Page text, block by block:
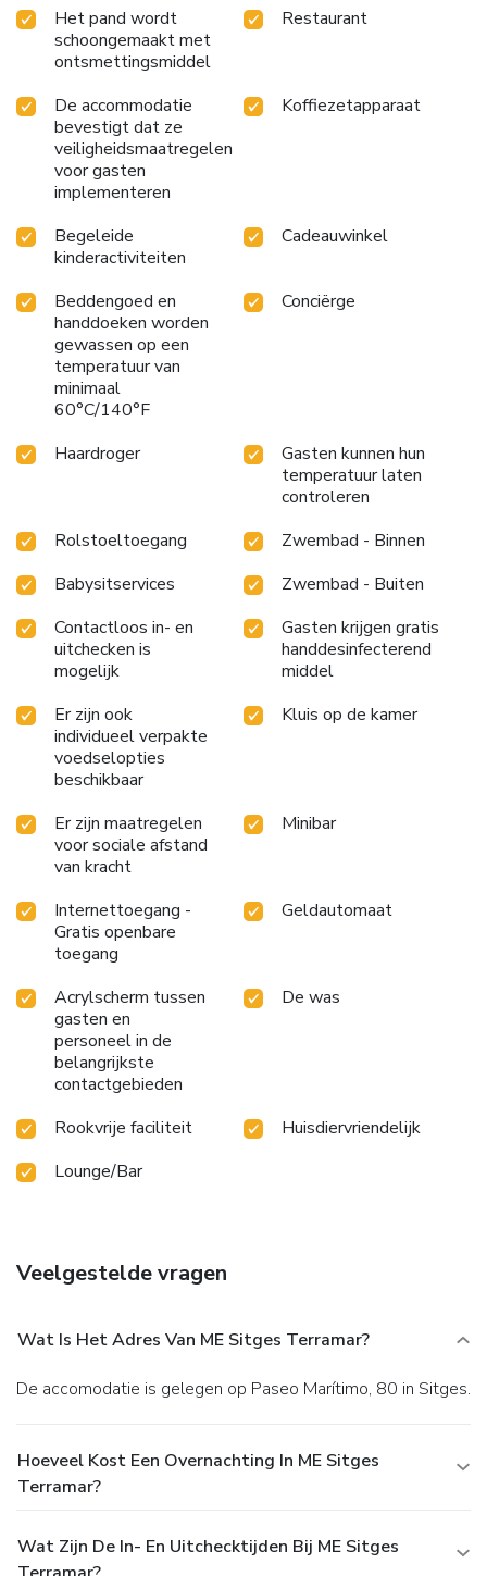
Het pand wordt
schoongemaakt met
ontsmettingsmiddel
Restaurant
De accommodatie
bevestigt dat ze
veiligheidsmaatregelen
voor gasten
implementeren
Koffiezetapparaat
Begeleide
kinderactiviteiten
Cadeauwinkel
Beddengoed en
handdoeken worden
gewassen op een
temperatuur van
minimaal
60°C/140°F
Conciërge
Haardroger
Gasten kunnen hun
temperatuur laten
controleren
Rolstoeltoegang
Zwembad - Binnen
Babysitservices
Zwembad - Buiten
Contactloos in- en
uitchecken is
mogelijk
Gasten krijgen gratis
handdesinfecterend
middel
Er zijn ook
individueel verpakte
voedselopties
beschikbaar
Kluis op de kamer
Er zijn maatregelen
voor sociale afstand
van kracht
Minibar
Internettoegang -
Gratis openbare
toegang
Geldautomaat
Acrylscherm tussen
gasten en
personeel in de
belangrijkste
contactgebieden
De was
Rookvrije faciliteit
Huisdiervriendelijk
Lounge/Bar
Veelgestelde vragen
Wat Is Het Adres Van ME Sitges Terramar?
De accomodatie is gelegen op Paseo Marítimo, 80 in Sitges.
Hoeveel Kost Een Overnachting In ME Sitges
Terramar?
Wat Zijn De In- En Uitchecktijden Bij ME Sitges